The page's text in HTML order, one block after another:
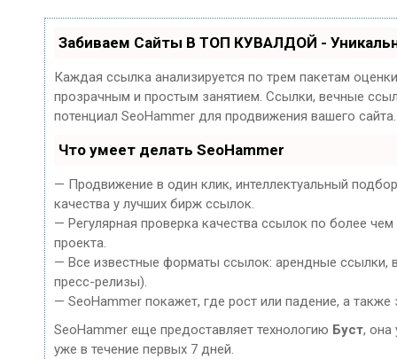
Забиваем Сайты В ТОП КУВАЛДОЙ -
Каждая ссылка анализируется по трем пакетам
прозрачным и простым занятием. Ссылки, вечные
потенциал SeoHammer для продвижения вашего сайта.
Что умеет делать SeoHammer
— Продвижение в один клик, интеллектуальный
качества у лучших бирж ссылок.
— Регулярная проверка качества ссылок по более
проекта.
— Все известные форматы ссылок: арендные ссылки,
пресс-релизы).
— SeoHammer покажет, где рост или падение, а
SeoHammer еще предоставляет технологию Буст, она
уже в течение первых 7 дней.